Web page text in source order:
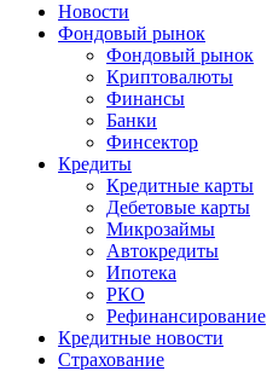
Новости
Фондовый рынок
Фондовый рынок
Криптовалюты
Финансы
Банки
Финсектор
Кредиты
Кредитные карты
Дебетовые карты
Микрозаймы
Автокредиты
Ипотека
РКО
Рефинансирование
Кредитные новости
Страхование